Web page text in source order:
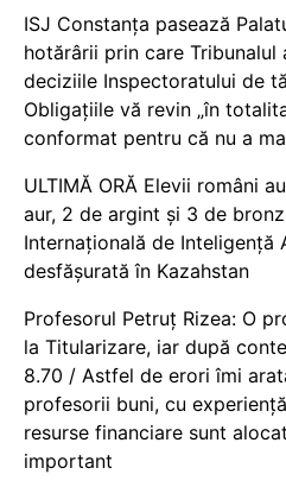
ISJ Constanța pasează
hotărârii prin care Tribunalul
deciziile Inspectoratului de
Obligațiile vă revin „în
conformat pentru că nu a
ULTIMĂ ORĂ Elevii români
aur, 2 de argint și 3 de
Internațională de Inteligență
desfășurată în Kazahstan
Profesorul Petruț Rizea: O
la Titularizare, iar după
8.70 / Astfel de erori îmi
profesorii buni, cu
resurse financiare sunt
important